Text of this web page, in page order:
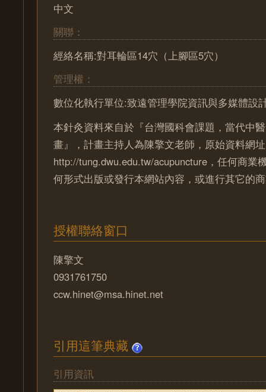
中文
關聯：
經絡名稱:對耳輪區14穴（上腳區5穴）
管理權：
數位化執行單位:致遠管理學院資訊與多媒體設
本針灸資料來自於『台灣國科會課題，當代中
畫』，計畫主持人為陳擎文老師，原始資料網
http://tung.dwu.edu.tw/acupuncture，任何商業
何形式出版或發行本網站內容，或進行其它的
授權聯絡窗口
陳擎文
0931761750
ccw.hinet@msa.hinet.net
引用這筆典藏
引用資訊